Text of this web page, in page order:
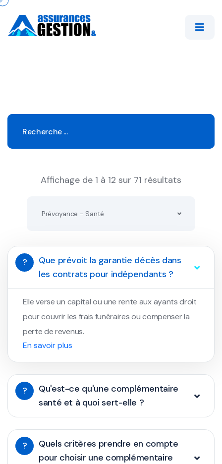
Affichage de 1 à 12 sur 71 résultats
Prévoyance - Santé
?
Que prévoit la garantie décès dans
les contrats pour indépendants ?
Elle verse un capital ou une rente aux ayants droit
pour couvrir les frais funéraires ou compenser la
perte de revenus.
En savoir plus
?
Qu'est-ce qu'une complémentaire
santé et à quoi sert-elle ?
?
Quels critères prendre en compte
pour choisir une complémentaire